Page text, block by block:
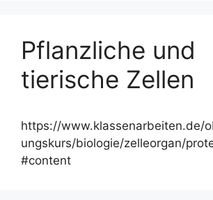
Pflanzliche und
tierische Zellen
https://www.klassenarbeiten.de/
ungskurs/biologie/zelleorgan/
#content